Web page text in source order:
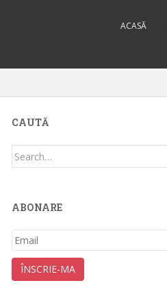
ACASĂ
CAUTĂ
Search
ABONARE
Email
ÎNSCRIE-MA